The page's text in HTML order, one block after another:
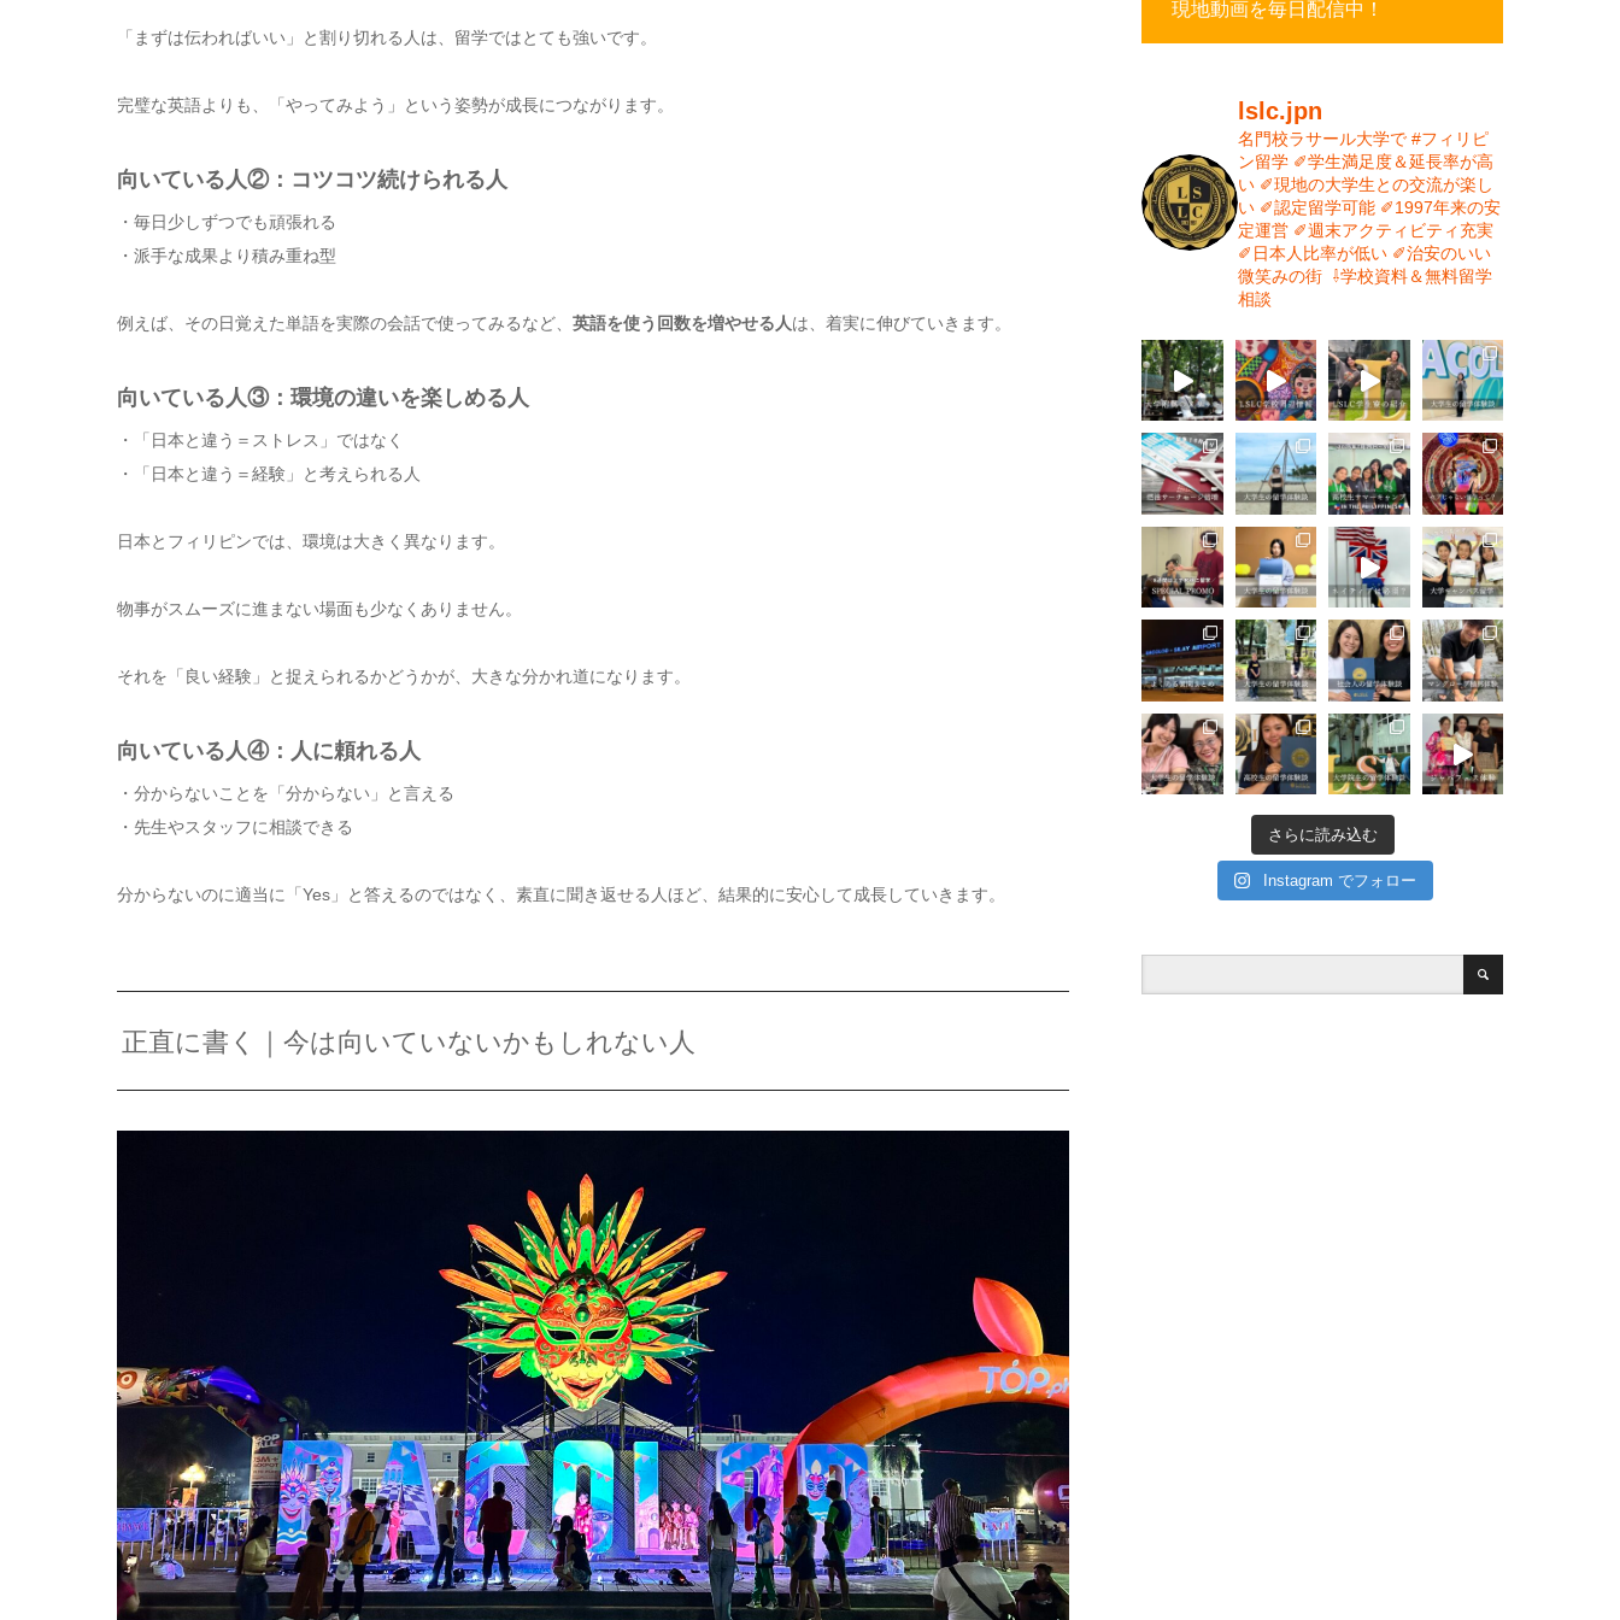
「まずは伝わればいい」と割り切れる人は、留学ではとても強いです。
完璧な英語よりも、「やってみよう」という姿勢が成長につながります。
向いている人②：コツコツ続けられる人
・毎日少しずつでも頑張れる
・派手な成果より積み重ね型
例えば、その日覚えた単語を実際の会話で使ってみるなど、 英語を使う回数を増やせる人は、着実に伸びていきます。
向いている人③：環境の違いを楽しめる人
・「日本と違う＝ストレス」ではなく
・「日本と違う＝経験」と考えられる人
日本とフィリピンでは、環境は大きく異なります。
物事がスムーズに進まない場面も少なくありません。
それを「良い経験」と捉えられるかどうかが、大きな分かれ道になります。
向いている人④：人に頼れる人
・分からないことを「分からない」と言える
・先生やスタッフに相談できる
分からないのに適当に「Yes」と答えるのではなく、素直に聞き返せる人ほど、結果的に安心して成長していきます。
正直に書く｜今は向いていないかもしれない人
現地動画を毎日配信中！
lslc.jpn
名門校ラサール大学で #フィリピ
ン留学⁡ ⁡✐学生満足度＆延長率が高
い⁡ ✐現地の大学生との交流が楽し
い⁡ ✐認定留学可能⁡ ✐1997年来の安
定運営⁡⁡ ✐週末アクティビティ充実⁡
✐日本人比率が低い ⁡✐治安のいい
微笑みの街⁡ ⇩学校資料＆無料留学
相談
さらに読み込む
Instagram でフォロー